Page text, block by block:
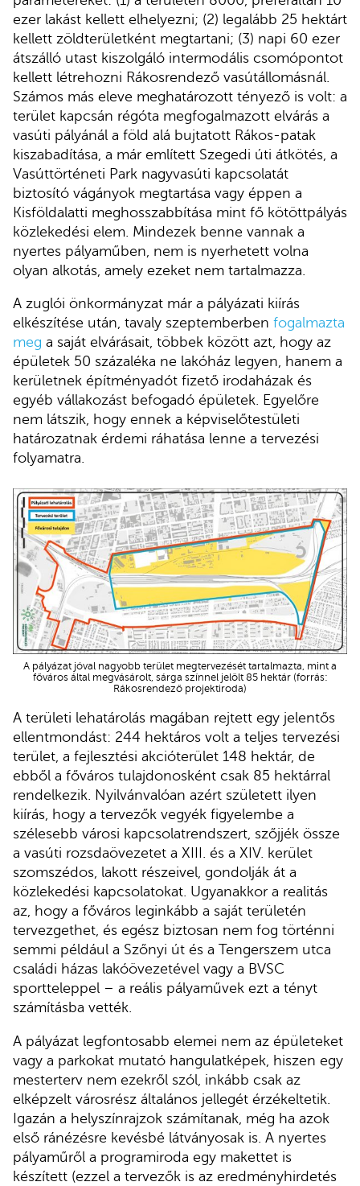
ezer lakást kellett elhelyezni; (2) legalább 25 hektárt
kellett zöldterületként megtartani; (3) napi 60 ezer
átszálló utast kiszolgáló intermodális csomópontot
kellett létrehozni Rákosrendező vasútállomásnál.
Számos más eleve meghatározott tényező is volt: a
terület kapcsán régóta megfogalmazott elvárás a
vasúti pályánál a föld alá bujtatott Rákos-patak
kiszabadítása, a már említett Szegedi úti átkötés, a
Vasúttörténeti Park nagyvasúti kapcsolatát
biztosító vágányok megtartása vagy éppen a
Kisföldalatti meghosszabbítása mint fő kötöttpályás
közlekedési elem. Mindezek benne vannak a
nyertes pályaműben, nem is nyerhetett volna
olyan alkotás, amely ezeket nem tartalmazza.
A zuglói önkormányzat már a pályázati kiírás
elkészítése után, tavaly szeptemberben fogalmazta
meg a saját elvárásait, többek között azt, hogy az
épületek 50 százaléka ne lakóház legyen, hanem a
kerületnek építményadót fizető irodaházak és
egyéb vállakozást befogadó épületek. Egyelőre
nem látszik, hogy ennek a képviselőtestületi
határozatnak érdemi ráhatása lenne a tervezési
folyamatra.
A pályázat jóval nagyobb terület megtervezését tartalmazta, mint a
főváros által megvásárolt, sárga színnel jelölt 85 hektár (forrás:
Rákosrendező projektiroda)
A területi lehatárolás magában rejtett egy jelentős
ellentmondást: 244 hektáros volt a teljes tervezési
terület, a fejlesztési akcióterület 148 hektár, de
ebből a főváros tulajdonosként csak 85 hektárral
rendelkezik. Nyilvánvalóan azért született ilyen
kiírás, hogy a tervezők vegyék figyelembe a
szélesebb városi kapcsolatrendszert, szőjjék össze
a vasúti rozsdaövezetet a XIII. és a XIV. kerület
szomszédos, lakott részeivel, gondolják át a
közlekedési kapcsolatokat. Ugyanakkor a realitás
az, hogy a főváros leginkább a saját területén
tervezgethet, és egész biztosan nem fog történni
semmi például a Szőnyi út és a Tengerszem utca
családi házas lakóövezetével vagy a BVSC
sportteleppel – a reális pályaművek ezt a tényt
számításba vették.
A pályázat legfontosabb elemei nem az épületeket
vagy a parkokat mutató hangulatképek, hiszen egy
mesterterv nem ezekről szól, inkább csak az
elképzelt városrész általános jellegét érzékeltetik.
Igazán a helyszínrajzok számítanak, még ha azok
első ránézésre kevésbé látványosak is. A nyertes
pályaműről a programiroda egy makettet is
készített (ezzel a tervezők is az eredményhirdetés